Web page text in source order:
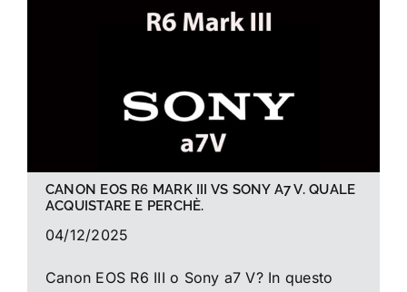
La foto del mese
CANON EOS R6 MARK III VS SONY A7 V. QUALE
ACQUISTARE E PERCHÈ.
04/12/2025
Canon EOS R6 III o Sony a7 V? In questo